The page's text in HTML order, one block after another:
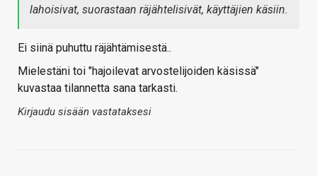
lahoisivat, suorastaan räjähtelisivät, käyttäjien käsiin.
Ei siinä puhuttu räjähtämisestä..
Mielestäni toi "hajoilevat arvostelijoiden käsissä"
kuvastaa tilannetta sana tarkasti.
Kirjaudu sisään vastataksesi